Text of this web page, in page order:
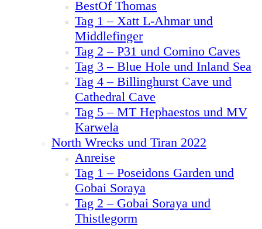
BestOf Thomas
Tag 1 – Xatt L-Ahmar und
Middlefinger
Tag 2 – P31 und Comino Caves
Tag 3 – Blue Hole und Inland Sea
Tag 4 – Billinghurst Cave und
Cathedral Cave
Tag 5 – MT Hephaestos und MV
Karwela
North Wrecks und Tiran 2022
Anreise
Tag 1 – Poseidons Garden und
Gobai Soraya
Tag 2 – Gobai Soraya und
Thistlegorm